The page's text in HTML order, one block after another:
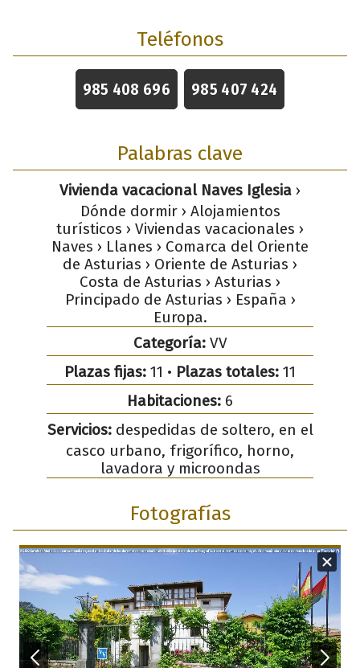
Teléfonos
985 408 696 985 407 424
Palabras clave
Vivienda vacacional Naves Iglesia ›
Dónde dormir › Alojamientos
turísticos › Viviendas vacacionales ›
Naves › Llanes › Comarca del Oriente
de Asturias › Oriente de Asturias ›
Costa de Asturias › Asturias ›
Principado de Asturias › España ›
Europa.
Categoría:VV
Plazas fijas: 11 • Plazas totales: 11
Habitaciones: 6
Servicios:despedidas de soltero, en el
casco urbano, frigorífico, horno,
lavadora y microondas
Fotografías